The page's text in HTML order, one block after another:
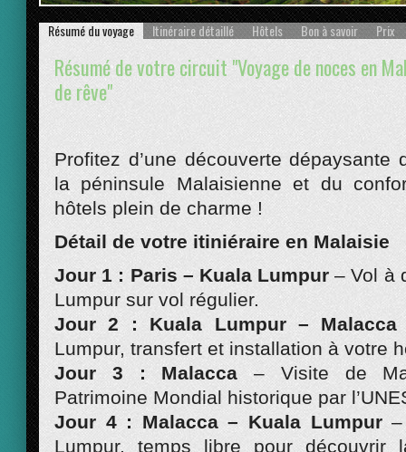
Résumé du voyage Itinéraire détaillé Hôtels Bon à savoir Prix
Résumé de votre circuit "Voyage de noces en
de rêve"
Profitez d’une découverte
la péninsule Malaisienne et du
hôtels plein de charme !
Détail de votre itiniéraire en Malaisie
Jour 1 : Paris – Kuala Lumpur – Vol à
Lumpur sur vol régulier.
Jour 2 : Kuala Lumpur – Malacca
Lumpur, transfert et installation à votre
Jour 3 : Malacca – Visite de
Patrimoine Mondial historique par
Jour 4 : Malacca – Kuala Lumpur
Lumpur, temps libre pour découvrir